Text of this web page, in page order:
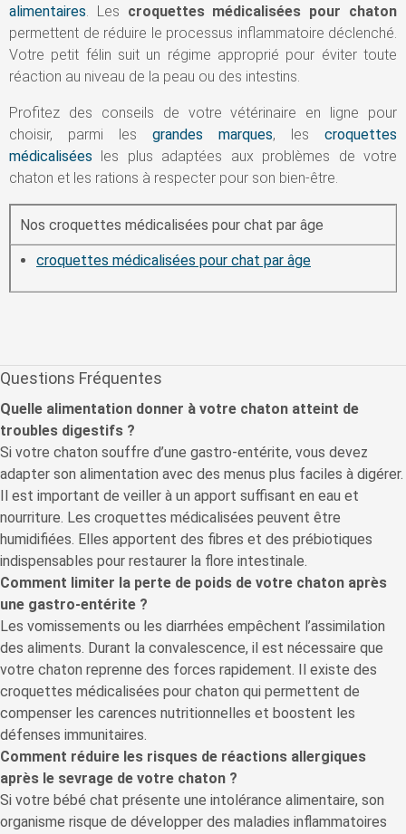
alimentaires. Les croquettes médicalisées pour chaton
permettent de réduire le processus inflammatoire déclenché.
Votre petit félin suit un régime approprié pour éviter toute
réaction au niveau de la peau ou des intestins.
Profitez des conseils de votre vétérinaire en ligne pour
choisir, parmi les grandes marques, les croquettes
médicalisées les plus adaptées aux problèmes de votre
chaton et les rations à respecter pour son bien-être.
Nos croquettes médicalisées pour chat par âge
croquettes médicalisées pour chat par âge
Questions Fréquentes
Quelle alimentation donner à votre chaton atteint de
troubles digestifs ?
Si votre chaton souffre d’une gastro-entérite, vous devez
adapter son alimentation avec des menus plus faciles à digérer.
Il est important de veiller à un apport suffisant en eau et
nourriture. Les croquettes médicalisées peuvent être
humidifiées. Elles apportent des fibres et des prébiotiques
indispensables pour restaurer la flore intestinale.
Comment limiter la perte de poids de votre chaton après
une gastro-entérite ?
Les vomissements ou les diarrhées empêchent l’assimilation
des aliments. Durant la convalescence, il est nécessaire que
votre chaton reprenne des forces rapidement. Il existe des
croquettes médicalisées pour chaton qui permettent de
compenser les carences nutritionnelles et boostent les
défenses immunitaires.
Comment réduire les risques de réactions allergiques
après le sevrage de votre chaton ?
Si votre bébé chat présente une intolérance alimentaire, son
organisme risque de développer des maladies inflammatoires